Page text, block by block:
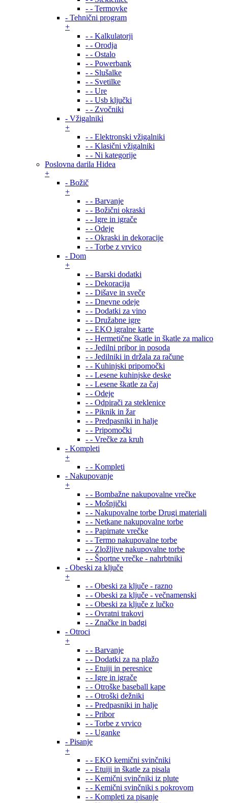
- - Termovke
- Tehnični program
+
- - Kalkulatorji
- - Orodja
- - Ostalo
- - Powerbank
- - Slušalke
- - Svetilke
- - Ure
- - Usb ključki
- - Zvočniki
- Vžigalniki
+
- - Elektronski vžigalniki
- - Klasični vžigalniki
- - Ni kategorije
Poslovna darila Hidea
+
- Božič
+
- - Barvanje
- - Božični okraski
- - Igre in igrače
- - Odeje
- - Okraski in dekoracije
- - Torbe z vrvico
- Dom
+
- - Barski dodatki
- - Dekoracija
- - Dišave in sveče
- - Dnevne odeje
- - Dodatki za vino
- - Družabne igre
- - EKO igralne karte
- - Hermetične škatle in škatle za malico
- - Jedilni pribor in posoda
- - Jedilniki in držala za račune
- - Kuhinjski pripomočki
- - Lesene kuhinjske deske
- - Lesene škatle za čaj
- - Odeje
- - Odpirači za steklenice
- - Piknik in žar
- - Predpasniki in halje
- - Pripomočki
- - Vrečke za kruh
- Kompleti
+
- - Kompleti
- Nakupovanje
+
- - Bombažne nakupovalne vrečke
- - Mošnjički
- - Nakupovalne torbe Drugi materiali
- - Netkane nakupovalne torbe
- - Papirnate vrečke
- - Termo nakupovalne torbe
- - Zložljive nakupovalne torbe
- - Športne vrečke - nahrbtniki
- Obeski za ključe
+
- - Obeski za ključe - razno
- - Obeski za ključe - večnamenski
- - Obeski za ključe z lučko
- - Ovratni trakovi
- - Značke in badgi
- Otroci
+
- - Barvanje
- - Dodatki za na plažo
- - Etuiji in peresnice
- - Igre in igrače
- - Otroške baseball kape
- - Otroški dežniki
- - Predpasniki in halje
- - Pribor
- - Torbe z vrvico
- - Uganke
- Pisanje
+
- - EKO kemični svinčniki
- - Etuiji in škatle za pisala
- - Kemični svinčniki iz plute
- - Kemični svinčniki s pokrovom
- - Kompleti za pisanje